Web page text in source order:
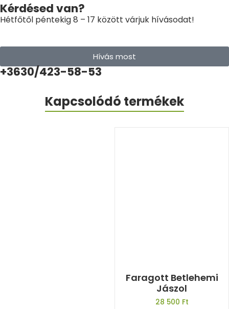
Kérdésed van?
Hétfőtől péntekig 8 – 17 között várjuk hívásodat!
Hívás most
+3630/423-58-53
Kapcsolódó termékek
Faragott Betlehemi
Jászol
28 500 Ft